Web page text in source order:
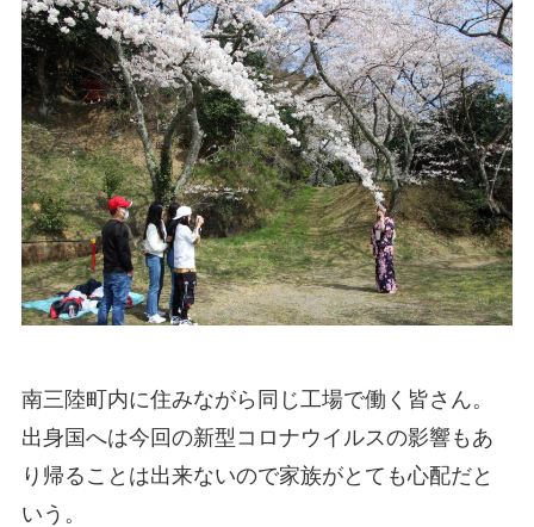
南三陸町内に住みながら同じ工場で働く皆さん。
出身国へは今回の新型コロナウイルスの影響もあ
り帰ることは出来ないので家族がとても心配だと
いう。